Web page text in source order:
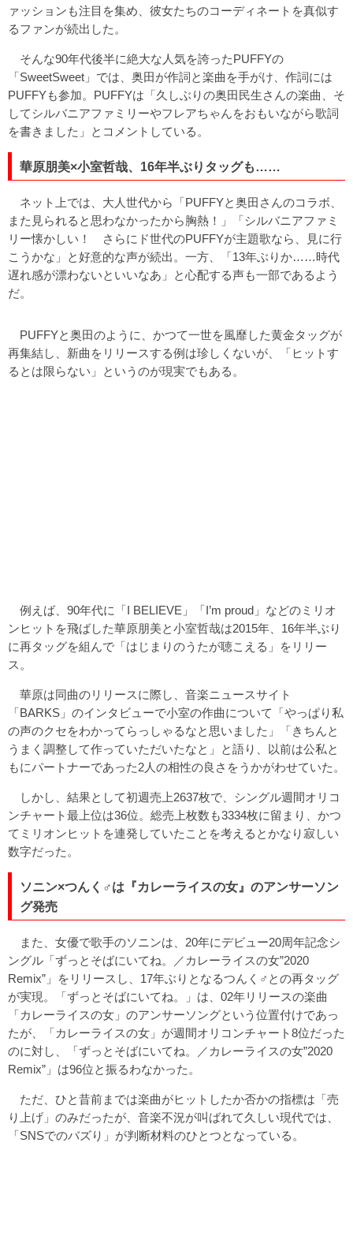
ァッションも注目を集め、彼女たちのコーディネートを真似す
るファンが続出した。
そんな90年代後半に絶大な人気を誇ったPUFFYの
「SweetSweet」では、奥田が作詞と楽曲を手がけ、作詞には
PUFFYも参加。PUFFYは「久しぶりの奥田民生さんの楽曲、そ
してシルバニアファミリーやフレアちゃんをおもいながら歌詞
を書きました」とコメントしている。
華原朋美×小室哲哉、16年半ぶりタッグも……
ネット上では、大人世代から「PUFFYと奥田さんのコラボ、
また見られると思わなかったから胸熱！」「シルバニアファミ
リー懐かしい！ さらにド世代のPUFFYが主題歌なら、見に行
こうかな」と好意的な声が続出。一方、「13年ぶりか……時代
遅れ感が漂わないといいなあ」と心配する声も一部であるよう
だ。
PUFFYと奥田のように、かつて一世を風靡した黄金タッグが
再集結し、新曲をリリースする例は珍しくないが、「ヒットす
るとは限らない」というのが現実でもある。
例えば、90年代に「I BELIEVE」「I’m proud」などのミリオ
ンヒットを飛ばした華原朋美と小室哲哉は2015年、16年半ぶり
に再タッグを組んで「はじまりのうたが聴こえる」をリリー
ス。
華原は同曲のリリースに際し、音楽ニュースサイト
「BARKS」のインタビューで小室の作曲について「やっぱり私
の声のクセをわかってらっしゃるなと思いました」「きちんと
うまく調整して作っていただいたなと」と語り、以前は公私と
もにパートナーであった2人の相性の良さをうかがわせていた。
しかし、結果として初週売上2637枚で、シングル週間オリコ
ンチャート最上位は36位。総売上枚数も3334枚に留まり、かつ
てミリオンヒットを連発していたことを考えるとかなり寂しい
数字だった。
ソニン×つんく♂は『カレーライスの女』のアンサーソン
グ発売
また、女優で歌手のソニンは、20年にデビュー20周年記念シ
ングル「ずっとそばにいてね。／カレーライスの女”2020
Remix”」をリリースし、17年ぶりとなるつんく♂との再タッグ
が実現。「ずっとそばにいてね。」は、02年リリースの楽曲
「カレーライスの女」のアンサーソングという位置付けであっ
たが、「カレーライスの女」が週間オリコンチャート8位だった
のに対し、「ずっとそばにいてね。／カレーライスの女”2020
Remix”」は96位と振るわなかった。
ただ、ひと昔前までは楽曲がヒットしたか否かの指標は「売
り上げ」のみだったが、音楽不況が叫ばれて久しい現代では、
「SNSでのバズり」が判断材料のひとつとなっている。